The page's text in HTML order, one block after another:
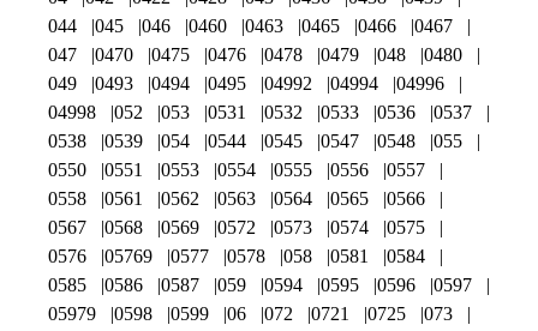
044
045 046 0460 0463 0465 0466
0467
047
0470 0475 0476 0478 0479 048
0480
049
0493 0494 0495 04992 04994
04996
04998
052 053 0531 0532 0533 0536
0537
0538
0539 054 0544 0545 0547 0548
055
0550
0551 0553 0554 0555 0556
0557
0558
0561 0562 0563 0564 0565
0566
0567
0568 0569 0572 0573 0574
0575
0576
05769 0577 0578 058 0581
0584
0585
0586 0587 059 0594 0595 0596
0597
05979
0598 0599 06 072 0721 0725
073